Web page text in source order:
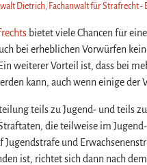
Dietrich, Fachanwalt für Strafrecht
bietet viele Chancen für
bei erheblichen Vorwürfen
weiterer Vorteil ist, dass bei
kann, auch wenn einige der
teils zu Jugend- und teils
die teilweise im
Jugendstrafe und
ist, richtet sich dann nach